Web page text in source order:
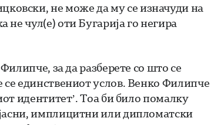
не може да му се изначуди на
чул(е) оти Бугарија го негира
за да разберете со што се
единствениот услов. Венко Филипче
идентитет’. Тоа би било помалку
имплицитни или дипломатски